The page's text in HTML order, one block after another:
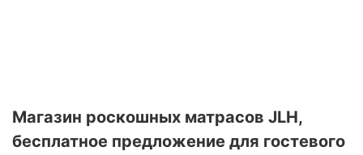
Магазин роскошных матрасов JLH,
бесплатное предложение для гостевого